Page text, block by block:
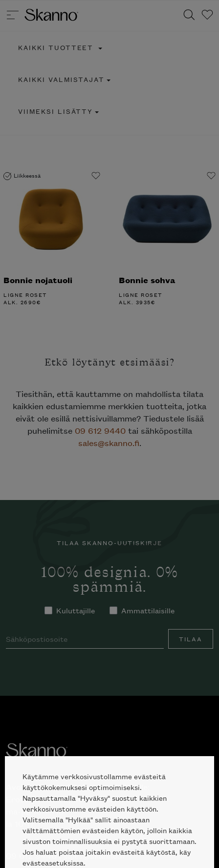
KAIKKI TUOTTEET
KAIKKI VALMISTAJAT
VIIMEKSI LISÄTTY
Liikkeessä
Bonnie nojatuoli
LIGNE ROSET
ALK. 2690€
Bonnie sohva
LIGNE ROSET
ALK. 3935€
Etkö löytänyt etsimääsi?
Tiesithän, että kauttamme on mahdollista tilata
kaikkien edustamiemme merkkien tuotteita, jotka
eivät ole esillä nettisivuillamme? Tiedustele lisää
puhelimitse 09 612 9440tai sähköpostilla
sales@skanno.fi.
TILAA SKANNO-UUTISKIRJE
100% designia. 0%
spämmiä.
Kuluttajille Ammattilaisille
TILAA
Avoinna kuluttajille ja ammattilaisille:
Erottajankatu 2, 00120 Helsinki
ma-pe 10 — 18
la 10-17
09 612 9440 |sales@skanno.fi
Käytämme verkkosivustollamme evästeitä
käyttökokemuksesi optimoimiseksi.
Napsauttamalla "Hyväksy" suostut kaikkien
verkkosivustomme evästeiden käyttöön.
Valitsemalla "Hylkää" sallit ainoastaan
välttämättömien evästeiden käytön, jolloin kaikkia
sivuston toiminnallisuuksia ei pystytä suorittamaan.
Jos haluat poistaa joitakin evästeitä käytöstä, käy
evästeasetuksissa.